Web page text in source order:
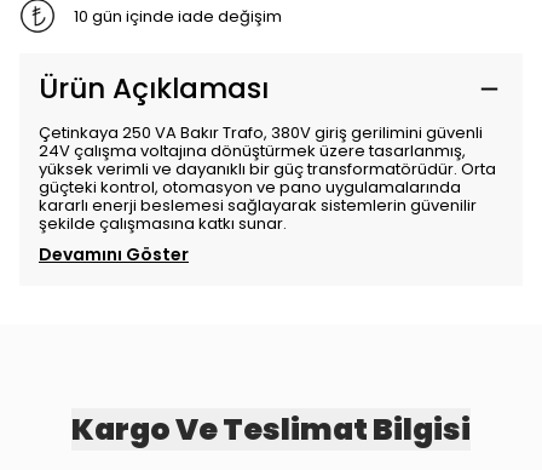
10 gün içinde iade değişim
Ürün Açıklaması
Çetinkaya 250 VA Bakır Trafo, 380V giriş gerilimini güvenli
24V çalışma voltajına dönüştürmek üzere tasarlanmış,
yüksek verimli ve dayanıklı bir güç transformatörüdür. Orta
güçteki kontrol, otomasyon ve pano uygulamalarında
kararlı enerji beslemesi sağlayarak sistemlerin güvenilir
şekilde çalışmasına katkı sunar.
Devamını Göster
Kargo Ve Teslimat Bilgisi